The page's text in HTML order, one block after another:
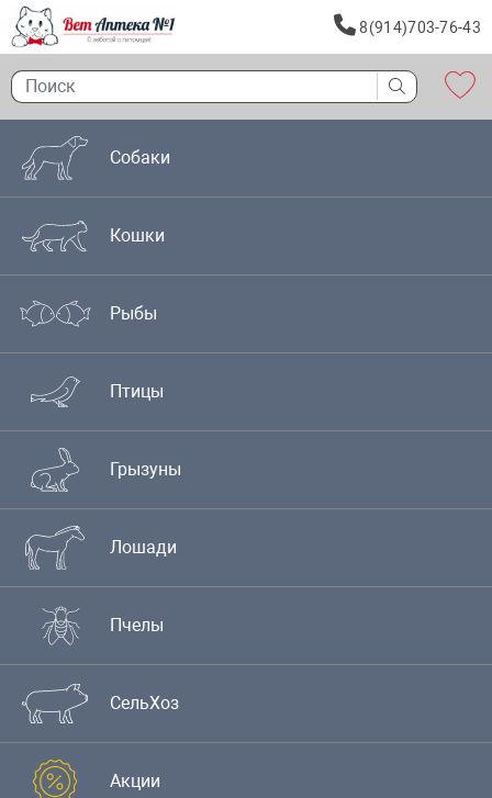
8(914)703-76-43
Собаки
Кошки
Рыбы
Птицы
Грызуны
Лошади
Пчелы
СельХоз
Акции